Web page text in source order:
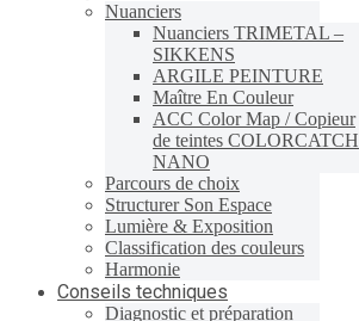
Nuanciers
Nuanciers TRIMETAL –
SIKKENS
ARGILE PEINTURE
Maître En Couleur
ACC Color Map / Copieur
de teintes COLORCATCH
NANO
Parcours de choix
Structurer Son Espace
Lumière & Exposition
Classification des couleurs
Harmonie
Conseils techniques
Diagnostic et préparation